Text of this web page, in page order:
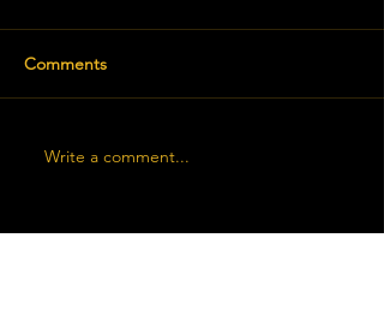
Comments
Write a comment...